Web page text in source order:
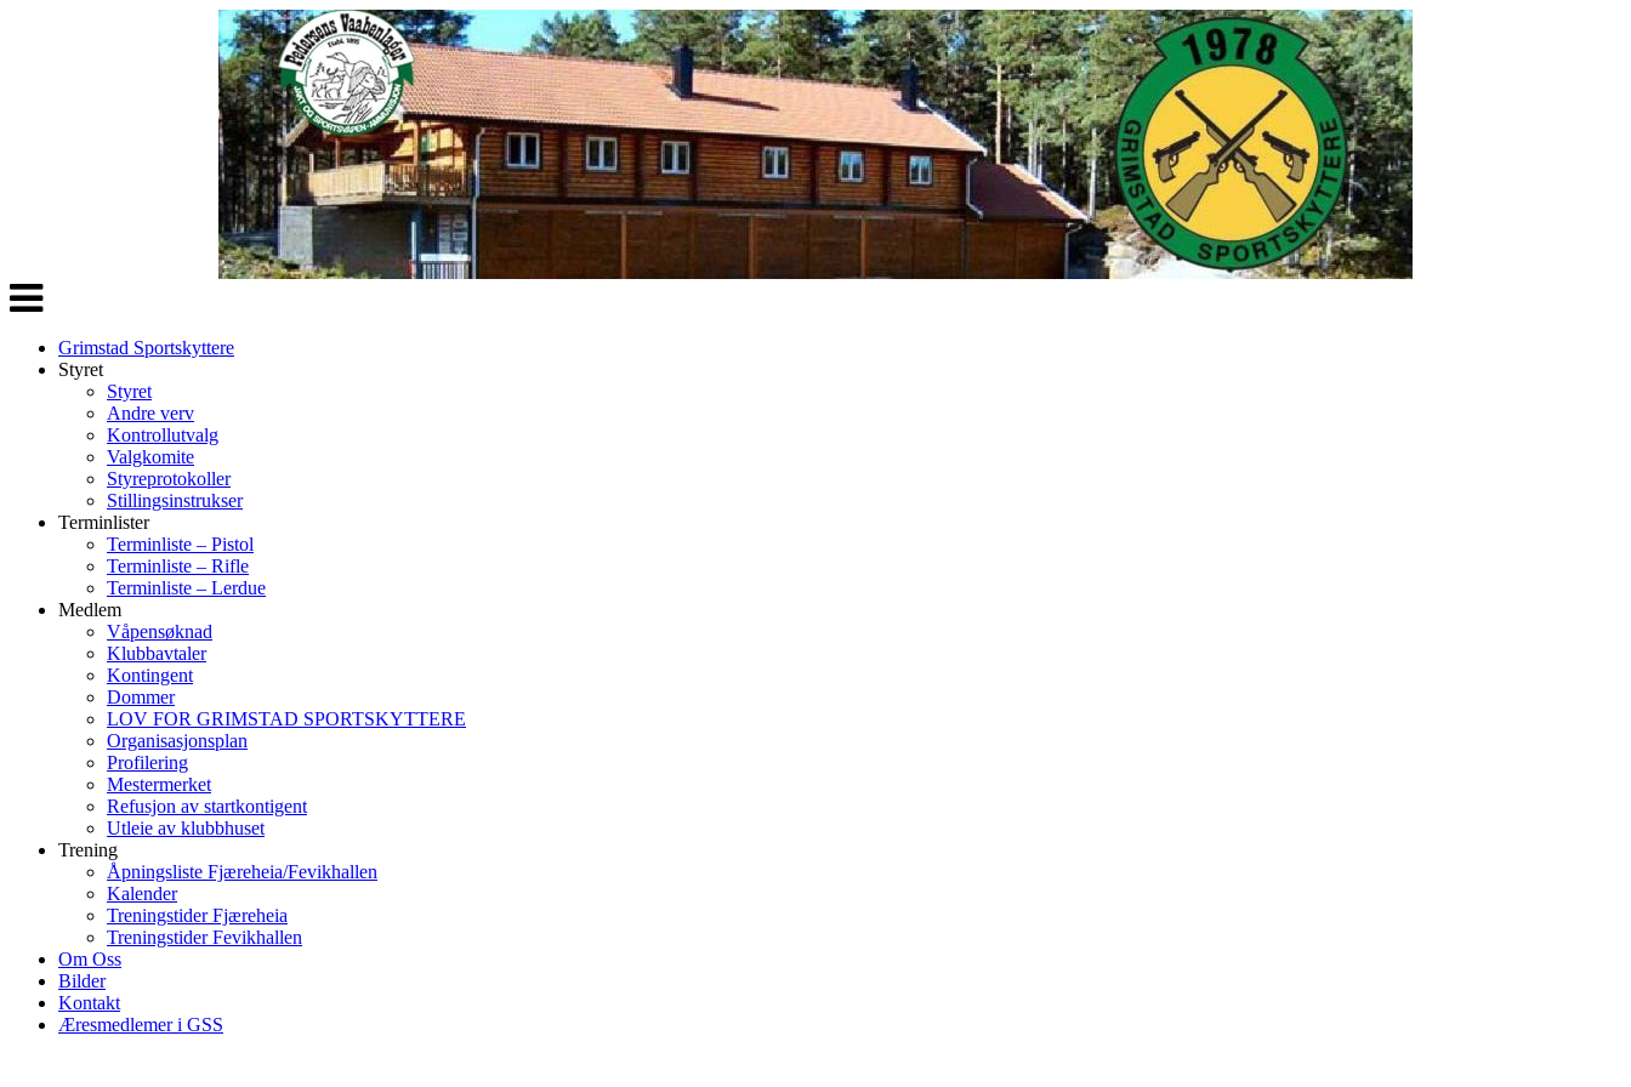
Veksle
navigasjon
Grimstad Sportskyttere
Styret
Styret
Andre verv
Kontrollutvalg
Valgkomite
Styreprotokoller
Stillingsinstrukser
Terminlister
Terminliste – Pistol
Terminliste – Rifle
Terminliste – Lerdue
Medlem
Våpensøknad
Klubbavtaler
Kontingent
Dommer
LOV FOR GRIMSTAD SPORTSKYTTERE
Organisasjonsplan
Profilering
Mestermerket
Refusjon av startkontigent
Utleie av klubbhuset
Trening
Åpningsliste Fjæreheia/Fevikhallen
Kalender
Treningstider Fjæreheia
Treningstider Fevikhallen
Om Oss
Bilder
Kontakt
Æresmedlemer i GSS